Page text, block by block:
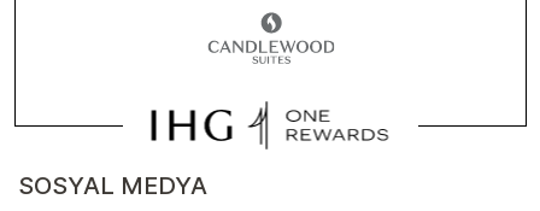
SOSYAL MEDYA